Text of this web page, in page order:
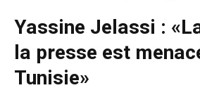
Yassine Jelassi :
la presse est
Tunisie»